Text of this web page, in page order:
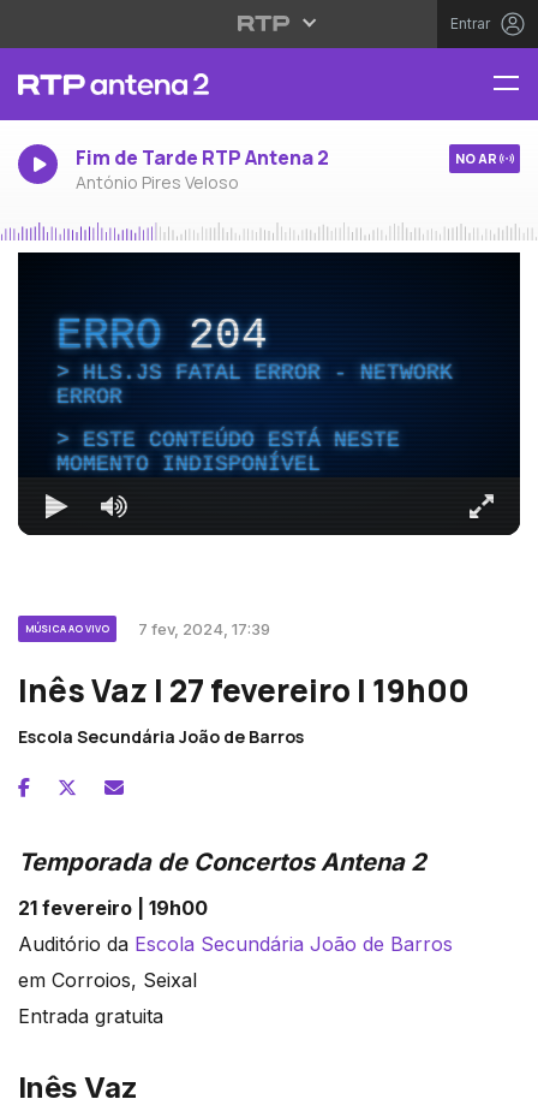
Entrar
Fim de Tarde RTP Antena 2
António Pires Veloso
NO AR
ERRO204
HLS.JS FATAL ERROR - NETWORK
ERROR
ESTE CONTEÚDO ESTÁ NESTE
MOMENTO INDISPONÍVEL
MÚSICA AO VIVO 7 fev, 2024, 17:39
Inês Vaz | 27 fevereiro | 19h00
Escola Secundária João de Barros
Temporada de Concertos Antena 2
21 fevereiro | 19h00
Auditório da Escola Secundária João de Barros
em Corroios, Seixal
Entrada gratuita
Inês Vaz